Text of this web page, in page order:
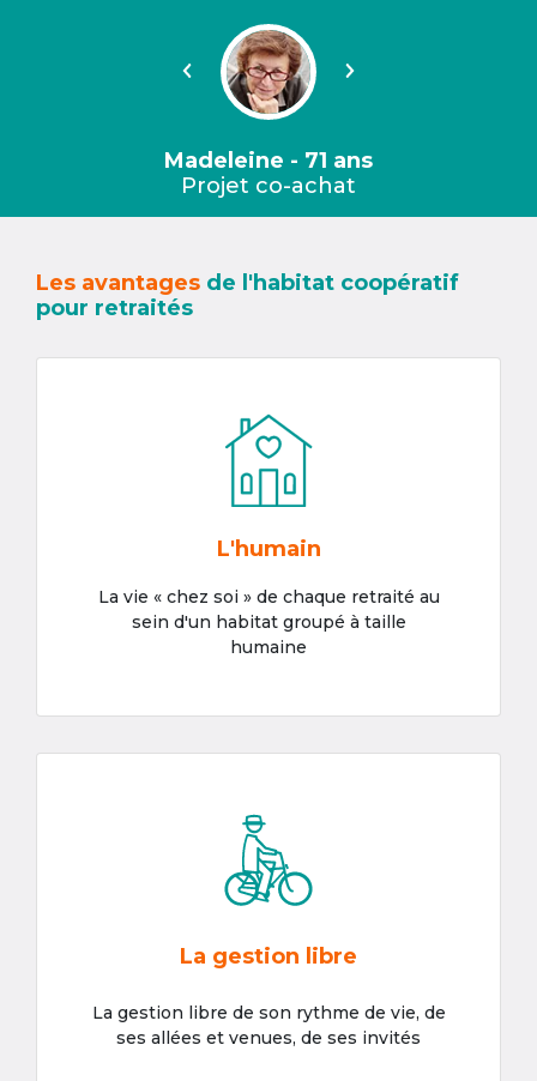
Précédent Suivant
Madeleine - 71 ans
Projet co-achat
Les avantages de l'habitat coopératif
pour retraités
L'humain
La vie « chez soi » de chaque retraité au
sein d'un habitat groupé à taille
humaine
La gestion libre
La gestion libre de son rythme de vie, de
ses allées et venues, de ses invités